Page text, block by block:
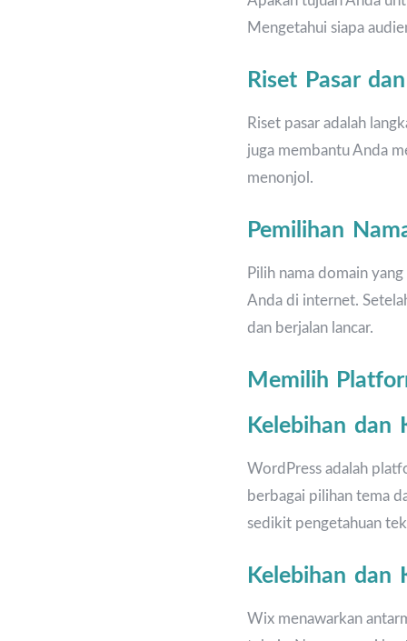
Mengetahui siapa
Riset Pasar
Riset pasar adalah
juga membantu Anda
menonjol.
Pemilihan
Pilih nama domain
Anda di internet.
dan berjalan lancar.
Memilih
Kelebihan dan
WordPress adalah
berbagai pilihan tema
sedikit pengetahuan
Kelebihan dan
Wix menawarkan